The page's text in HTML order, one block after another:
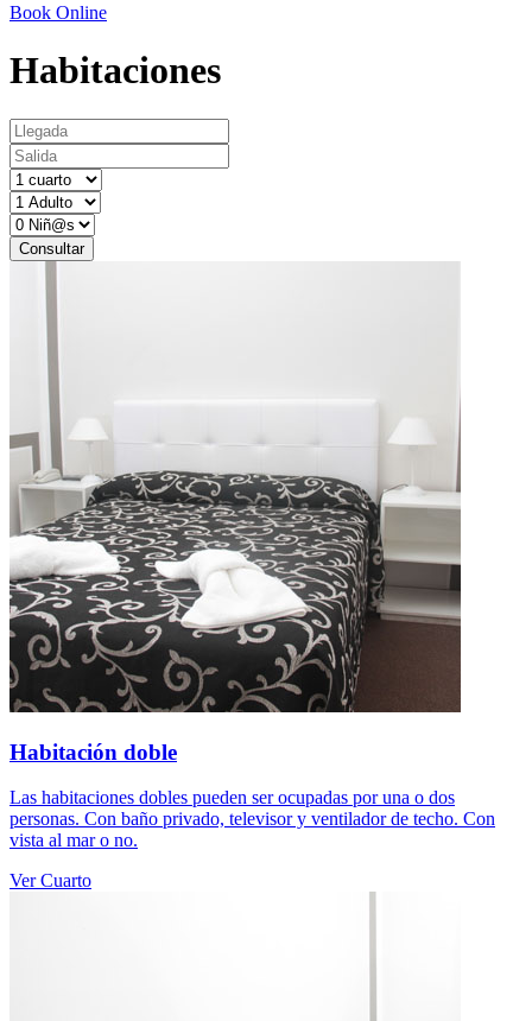
Book Online
Habitaciones
Consultar
Habitación doble
Las habitaciones dobles pueden ser ocupadas por una o dos
personas. Con baño privado, televisor y ventilador de techo. Con
vista al mar o no.
Ver Cuarto